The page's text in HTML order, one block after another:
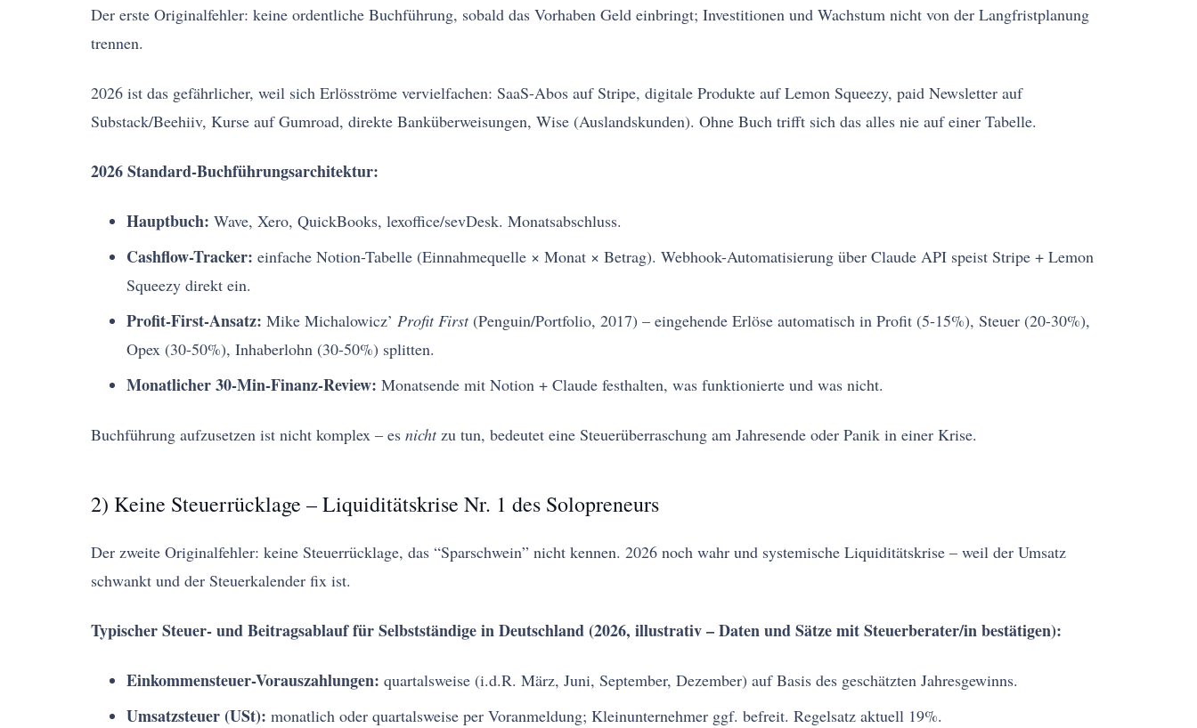
Der erste Originalfehler: keine ordentliche Buchführung, sobald das Vorhaben Geld einbringt; Investitionen und Wachstum nicht von der Langfristplanung
trennen.
2026 ist das gefährlicher, weil sich Erlösströme vervielfachen: SaaS-Abos auf Stripe, digitale Produkte auf Lemon Squeezy, paid Newsletter auf
Substack/Beehiiv, Kurse auf Gumroad, direkte Banküberweisungen, Wise (Auslandskunden). Ohne Buch trifft sich das alles nie auf einer Tabelle.
2026 Standard-Buchführungsarchitektur:
Hauptbuch: Wave, Xero, QuickBooks, lexoffice/sevDesk. Monatsabschluss.
Cashflow-Tracker: einfache Notion-Tabelle (Einnahmequelle × Monat × Betrag). Webhook-Automatisierung über Claude API speist Stripe + Lemon
Squeezy direkt ein.
Profit-First-Ansatz: Mike Michalowicz’ Profit First(Penguin/Portfolio, 2017) – eingehende Erlöse automatisch in Profit (5-15%), Steuer (20-30%),
Opex (30-50%), Inhaberlohn (30-50%) splitten.
Monatlicher 30-Min-Finanz-Review: Monatsende mit Notion + Claude festhalten, was funktionierte und was nicht.
Buchführung aufzusetzen ist nicht komplex – es nichtzu tun, bedeutet eine Steuerüberraschung am Jahresende oder Panik in einer Krise.
2) Keine Steuerrücklage – Liquiditätskrise Nr. 1 des Solopreneurs
Der zweite Originalfehler: keine Steuerrücklage, das “Sparschwein” nicht kennen. 2026 noch wahr und systemische Liquiditätskrise – weil der Umsatz
schwankt und der Steuerkalender fix ist.
Typischer Steuer- und Beitragsablauf für Selbstständige in Deutschland (2026, illustrativ – Daten und Sätze mit Steuerberater/in bestätigen):
Einkommensteuer-Vorauszahlungen: quartalsweise (i.d.R. März, Juni, September, Dezember) auf Basis des geschätzten Jahresgewinns.
Umsatzsteuer (USt): monatlich oder quartalsweise per Voranmeldung; Kleinunternehmer ggf. befreit. Regelsatz aktuell 19%.